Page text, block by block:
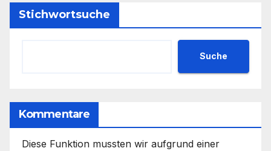
Stichwortsuche
Suche
Kommentare
Diese Funktion mussten wir aufgrund einer